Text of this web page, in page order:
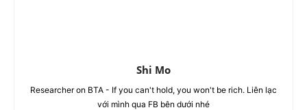
Shi Mo
Researcher on BTA - If you can't hold, you won't be rich. Liên lạc
với mình qua FB bên dưới nhé